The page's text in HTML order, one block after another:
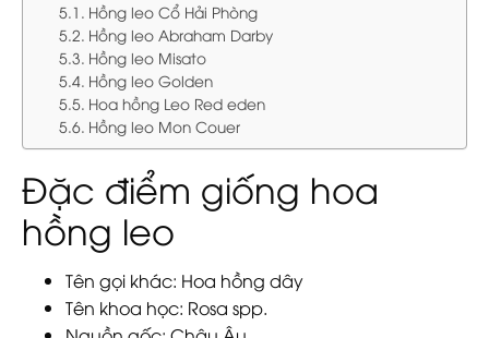
Hồng leo Cổ Hải Phòng
Hồng leo Abraham Darby
Hồng leo Misato
Hồng leo Golden
Hoa hồng Leo Red eden
Hồng leo Mon Couer
Đặc điểm giống hoa
hồng leo
Tên gọi khác: Hoa hồng dây
Tên khoa học: Rosa spp.